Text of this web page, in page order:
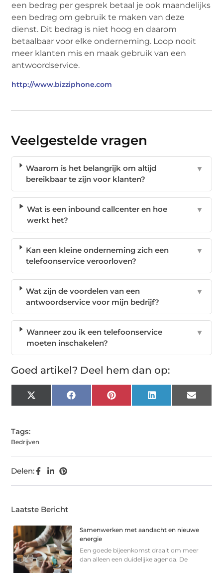
een bedrag per gesprek betaal je ook maandelijks
een bedrag om gebruik te maken van deze
dienst. Dit bedrag is niet hoog en daarom
betaalbaar voor elke onderneming. Loop nooit
meer klanten mis en maak gebruik van een
antwoordservice.
http://www.bizziphone.com
Veelgestelde vragen
Waarom is het belangrijk om altijd
bereikbaar te zijn voor klanten?
▼
Wat is een inbound callcenter en hoe
werkt het?
▼
Kan een kleine onderneming zich een
telefoonservice veroorloven?
▼
Wat zijn de voordelen van een
antwoordservice voor mijn bedrijf?
▼
Wanneer zou ik een telefoonservice
moeten inschakelen?
▼
Goed artikel? Deel hem dan op:
X
(Twitter)
FacebookPinterest LinkedIn Email
Tags:
Bedrijven
Delen:
Laatste Bericht
Samenwerken met aandacht en nieuwe
energie
Een goede bijeenkomst draait om meer
dan alleen een duidelijke agenda. De